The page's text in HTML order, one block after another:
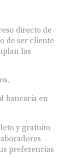
directo de
de ser cliente
las
bancaria en
y gratuito
preferencias